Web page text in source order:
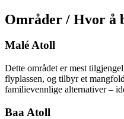
Områder / Hvor å
Malé Atoll
Dette området er mest
flyplassen, og tilbyr et
familievennlige alternativer –
Baa Atoll